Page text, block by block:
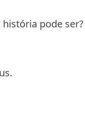
pode ser?